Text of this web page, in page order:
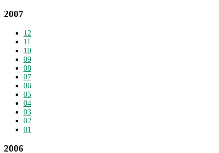
2007
12
11
10
09
08
07
06
05
04
03
02
01
2006